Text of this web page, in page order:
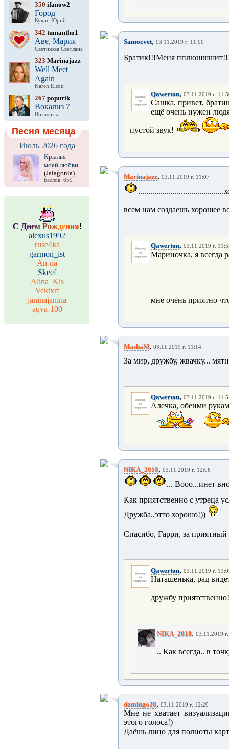
350 ifanow2
Город
Кукин Юрий
342 tumantho1
Аве, Мария
Светикова Светлана
323 Marinajazz
Well Meet
Again
Karen Elson
267 popurik
Вокализ 7
Вокализы
Песня месяца
Июль 2026 года
Крылья
моей любви
(Jalagonia)
Баллов: 659
С Днем Рождения!
alexus1992
ruse4ka
garmon_ist
An-na
Skeef
Alina_Kis
Vektxrf
janinajanina
aqva-100
Samocvet, 03.11.2019 г. 11:00
Братик!!!Меня
Qawerton, 03.11.2019 г.
Сашка, привет,
ещё очень нужен
пустой звук!
Marinajazz, 03.11.2019 г. 11:07
всем нам создаешь хорошее
Qawerton, 03.11.2019 г.
Мариночка, я всегда
мне очень приятно
MashaM, 03.11.2019 г. 11:14
За мир, дружбу, жвачку...
Qawerton, 03.11.2019 г.
Алечка, обеими
NIKA_2018, 03.11.2019 г. 12:06
... Вооо...инет
Как приятственно с утреца
Дружба..этто хорошо!))
Спасибо, Гарри, за приятный
Qawerton, 03.11.2019 г.
Наташенька, рад
дружбу
NIKA_2018, 03.11.2019
.. Как всегда.. в
domingo28, 03.11.2019 г. 12:29
Мне не хватает
этого голоса!)
Даёшь лицо для полноты